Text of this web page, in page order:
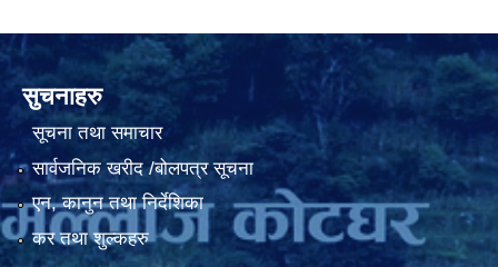
सुचनाहरु
सूचना तथा समाचार
सार्वजनिक खरीद /बोलपत्र सूचना
एन, कानुन तथा निर्देशिका
कर तथा शुल्कहरु